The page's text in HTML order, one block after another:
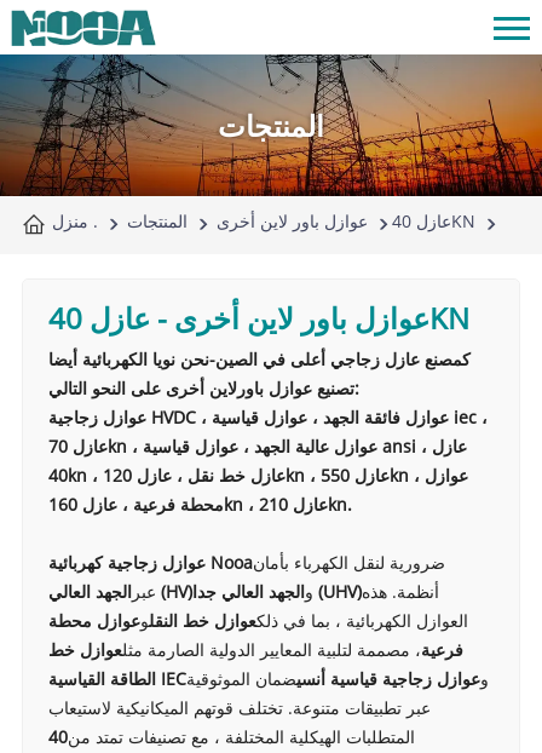
المنتجات
منزل . المنتجات عوازل باور لاين أخرى عازل 40KN
عوازل باور لاين أخرى - عازل 40KN
كمصنع عازل زجاجي أعلى في الصين-نحن نويا الكهربائية أيضا
تصنيع عوازل باورلاين أخرى على النحو التالي:
عوازل زجاجية HVDC ، عوازل فائقة الجهد ، عوازل قياسية iec ،
عازل 70kn ، عوازل عالية الجهد ، عوازل قياسية ansi ، عازل
40kn ، عازل خط نقل ، عازل 120kn ، عازل 550kn ، عوازل
محطة فرعية ، عازل 160kn ، عازل 210kn.
عوازل زجاجية كهربائية Nooaضرورية لنقل الكهرباء بأمان
عبر الجهد العالي (HV) و الجهد العالي جدا (UHV)أنظمة. هذه
العوازل الكهربائية ، بما في ذلكعوازل خط النقلوعوازل محطة
فرعية، مصممة لتلبية المعايير الدولية الصارمة مثلعوازل خط
الطاقة القياسية IEC
وعوازل زجاجية قياسية أنسيضمان الموثوقية
عبر تطبيقات متنوعة. تختلف قوتهم الميكانيكية لاستيعاب
المتطلبات الهيكلية المختلفة ، مع تصنيفات تمتد من40